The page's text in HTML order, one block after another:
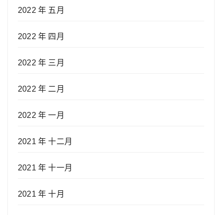
2022 年 五月
2022 年 四月
2022 年 三月
2022 年 二月
2022 年 一月
2021 年 十二月
2021 年 十一月
2021 年 十月